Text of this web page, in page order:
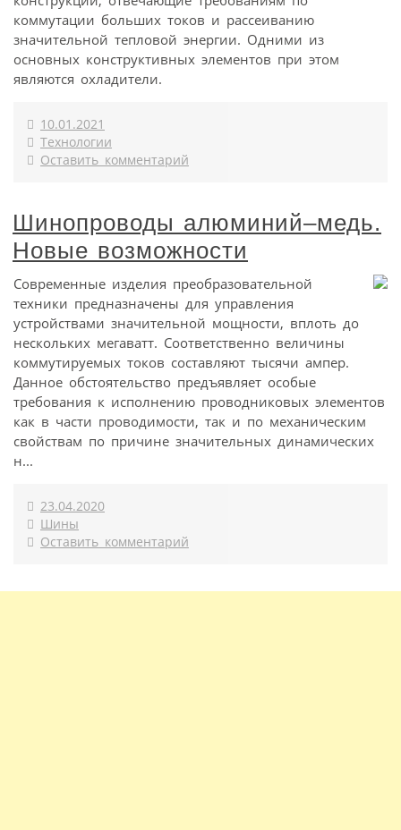
коммутации больших токов и рассеиванию
значительной тепловой энергии. Одними из
основных конструктивных элементов при этом
являются охладители.
10.01.2021
Технологии
Оставить комментарий
Шинопроводы алюминий–медь.
Новые возможности
Современные изделия преобразовательной
техники предназначены для управления
устройствами значительной мощности, вплоть до
нескольких мегаватт. Соответственно величины
коммутируемых токов составляют тысячи ампер.
Данное обстоятельство предъявляет особые
требования к исполнению проводниковых элементов
как в части проводимости, так и по механическим
свойствам по причине значительных динамических
н...
23.04.2020
Шины
Оставить комментарий